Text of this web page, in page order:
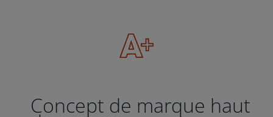
Concept de marque haut